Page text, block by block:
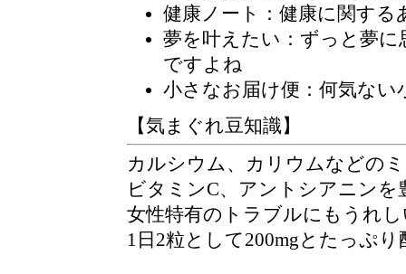
健康ノート：健康に関する
夢を叶えたい：ずっと夢
ですよね
小さなお届け便 ：何気な
【気まぐれ豆知識】
カルシウム、カリウムなどの
ビタミンC、アントシアニンを
女性特有のトラブルにもうれ
1日2粒として200mgとたっぷり